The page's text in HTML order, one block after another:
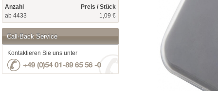
Anzahl
Preis / Stück
ab 4433
1,09 €
Call-Back Service
Kontaktieren Sie uns unter